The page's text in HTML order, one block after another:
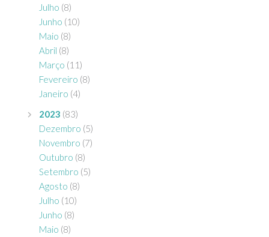
Julho (8)
Junho (10)
Maio (8)
Abril (8)
Março (11)
Fevereiro (8)
Janeiro (4)
2023 (83)
Dezembro (5)
Novembro (7)
Outubro (8)
Setembro (5)
Agosto (8)
Julho (10)
Junho (8)
Maio (8)